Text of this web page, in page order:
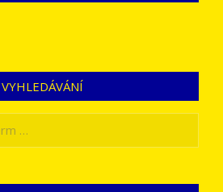
VYHLEDÁVÁNÍ